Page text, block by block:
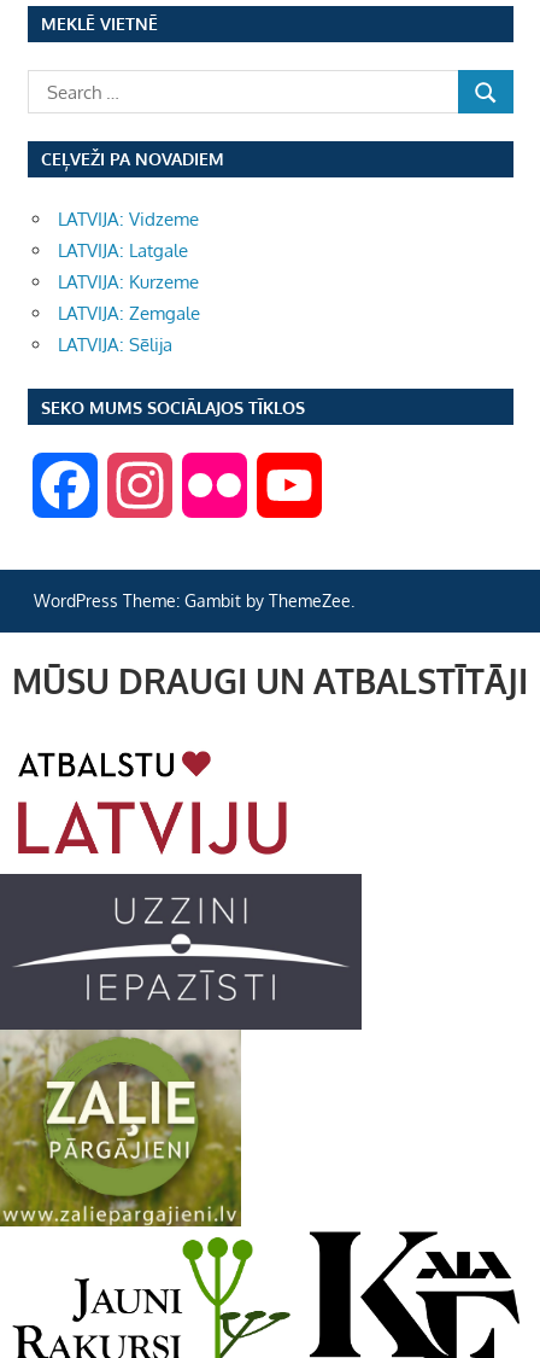
pēc
lappusēm
MEKLĒ VIETNĒ
CEĻVEŽI PA NOVADIEM
LATVIJA: Vidzeme
LATVIJA: Latgale
LATVIJA: Kurzeme
LATVIJA: Zemgale
LATVIJA: Sēlija
SEKO MUMS SOCIĀLAJOS TĪKLOS
c
e
o
o
s
t
g
r
a
m
i
r
u
T
e
WordPress Theme: Gambit by ThemeZee.
MŪSU DRAUGI UN ATBALSTĪTĀJI